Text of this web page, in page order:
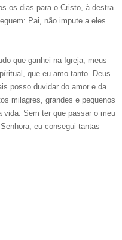
os dias para o Cristo, à destra
Pai, não impute a eles
que ganhei na Igreja, meus
que eu amo tanto. Deus
posso duvidar do amor e da
milagres, grandes e pequenos
vida. Sem ter que passar o meu
eu consegui tantas